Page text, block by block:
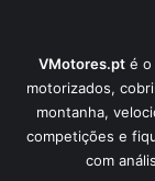
VMotores.pt é o
motorizados,
montanha,
competições e
com